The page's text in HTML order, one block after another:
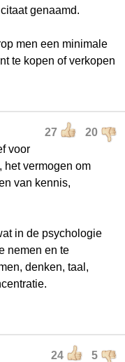
genaamd.
men een minimale
te kopen of verkopen
27 20
voor
het vermogen om
van kennis,
in de psychologie
nemen en te
denken, taal,
24 5